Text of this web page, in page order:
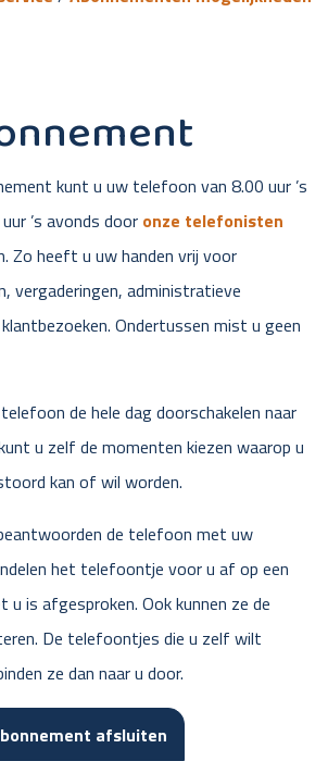
kunt u uw telefoon van 8.00 uur ’s
’s avonds door onze telefonisten
Zo heeft u uw handen vrij voor
vergaderingen, administratieve
Ondertussen mist u geen
de hele dag doorschakelen naar
u zelf de momenten kiezen waarop u
kan of wil worden.
de telefoon met uw
het telefoontje voor u af op een
is afgesproken. Ook kunnen ze de
De telefoontjes die u zelf wilt
ze dan naar u door.
afsluiten